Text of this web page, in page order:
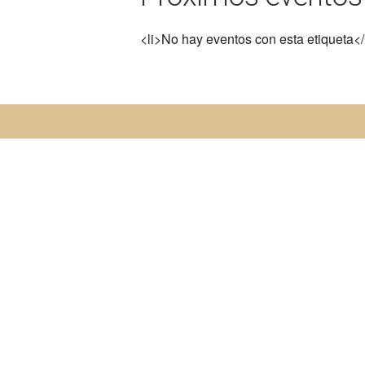
<li>No hay eventos con esta